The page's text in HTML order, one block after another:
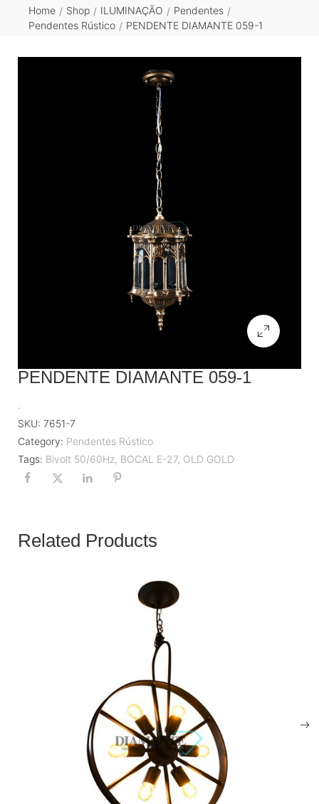
Home / Shop / ILUMINAÇÃO / Pendentes /
Pendentes Rústico / PENDENTE DIAMANTE 059-1
PENDENTE DIAMANTE 059-1
.
SKU: 7651-7
Category: Pendentes Rústico
Tags: Bivolt 50/60Hz, BOCAL E-27, OLD GOLD
Related Products